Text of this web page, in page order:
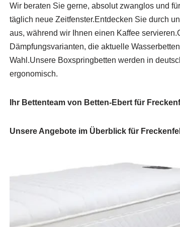
Wir beraten Sie gerne, absolut zwanglos und
täglich neue Zeitfenster.Entdecken Sie durch
aus, während wir Ihnen einen Kaffee
Dämpfungsvarianten, die aktuelle
Wahl.Unsere Boxspringbetten werden in
ergonomisch.
Ihr Bettenteam von Betten-Ebert für
Unsere Angebote im Überblick für